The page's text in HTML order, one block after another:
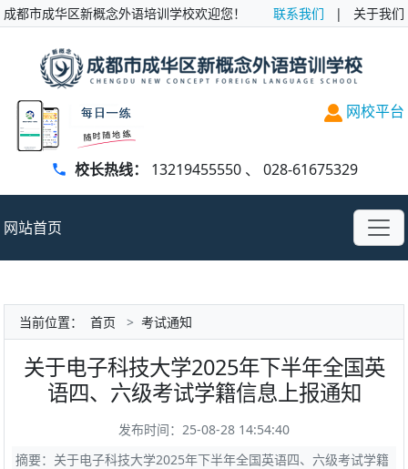
成都市成华区新概念外语培训学校欢迎您！ 联系我们 | 关于我们
网校平台
校长热线： 13219455550 、 028-61675329
网站首页
当前位置： 首页 > 考试通知
关于电子科技大学2025年下半年全国英
语四、六级考试学籍信息上报通知
发布时间：25-08-28 14:54:40
摘要：关于电子科技大学2025年下半年全国英语四、六级考试学籍